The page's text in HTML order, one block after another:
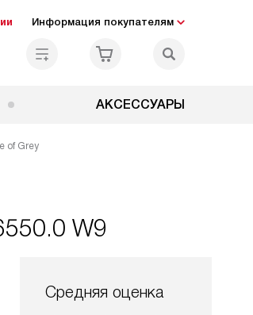
Информация покупателям
АКСЕССУАРЫ
of Grey
W9
Средняя оценка